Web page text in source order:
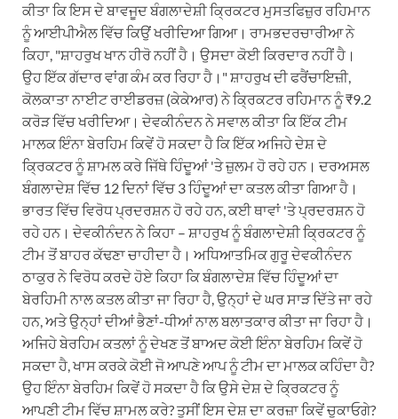
ਕੀਤਾ ਕਿ ਇਸ ਦੇ ਬਾਵਜੂਦ ਬੰਗਲਾਦੇਸ਼ੀ ਕ੍ਰਿਕਟਰ ਮੁਸਤਫਿਜ਼ੁਰ ਰਹਿਮਾਨ
ਨੂੰ ਆਈਪੀਐਲ ਵਿੱਚ ਕਿਉਂ ਖਰੀਦਿਆ ਗਿਆ। ਰਾਮਭਦਰਚਾਰੀਆ ਨੇ
ਕਿਹਾ, "ਸ਼ਾਹਰੁਖ ਖਾਨ ਹੀਰੋ ਨਹੀਂ ਹੈ। ਉਸਦਾ ਕੋਈ ਕਿਰਦਾਰ ਨਹੀਂ ਹੈ।
ਉਹ ਇੱਕ ਗੱਦਾਰ ਵਾਂਗ ਕੰਮ ਕਰ ਰਿਹਾ ਹੈ।" ਸ਼ਾਹਰੁਖ ਦੀ ਫਰੈਂਚਾਇਜ਼ੀ,
ਕੋਲਕਾਤਾ ਨਾਈਟ ਰਾਈਡਰਜ਼ (ਕੇਕੇਆਰ) ਨੇ ਕ੍ਰਿਕਟਰ ਰਹਿਮਾਨ ਨੂੰ ₹9.2
ਕਰੋੜ ਵਿੱਚ ਖਰੀਦਿਆ। ਦੇਵਕੀਨੰਦਨ ਨੇ ਸਵਾਲ ਕੀਤਾ ਕਿ ਇੱਕ ਟੀਮ
ਮਾਲਕ ਇੰਨਾ ਬੇਰਹਿਮ ਕਿਵੇਂ ਹੋ ਸਕਦਾ ਹੈ ਕਿ ਇੱਕ ਅਜਿਹੇ ਦੇਸ਼ ਦੇ
ਕ੍ਰਿਕਟਰ ਨੂੰ ਸ਼ਾਮਲ ਕਰੇ ਜਿੱਥੇ ਹਿੰਦੂਆਂ 'ਤੇ ਜ਼ੁਲਮ ਹੋ ਰਹੇ ਹਨ। ਦਰਅਸਲ
ਬੰਗਲਾਦੇਸ਼ ਵਿੱਚ 12 ਦਿਨਾਂ ਵਿੱਚ 3 ਹਿੰਦੂਆਂ ਦਾ ਕਤਲ ਕੀਤਾ ਗਿਆ ਹੈ।
ਭਾਰਤ ਵਿੱਚ ਵਿਰੋਧ ਪ੍ਰਦਰਸ਼ਨ ਹੋ ਰਹੇ ਹਨ, ਕਈ ਥਾਵਾਂ 'ਤੇ ਪ੍ਰਦਰਸ਼ਨ ਹੋ
ਰਹੇ ਹਨ। ਦੇਵਕੀਨੰਦਨ ਨੇ ਕਿਹਾ – ਸ਼ਾਹਰੁਖ ਨੂੰ ਬੰਗਲਾਦੇਸ਼ੀ ਕ੍ਰਿਕਟਰ ਨੂੰ
ਟੀਮ ਤੋਂ ਬਾਹਰ ਕੱਢਣਾ ਚਾਹੀਦਾ ਹੈ। ਅਧਿਆਤਮਿਕ ਗੁਰੂ ਦੇਵਕੀਨੰਦਨ
ਠਾਕੁਰ ਨੇ ਵਿਰੋਧ ਕਰਦੇ ਹੋਏ ਕਿਹਾ ਕਿ ਬੰਗਲਾਦੇਸ਼ ਵਿੱਚ ਹਿੰਦੂਆਂ ਦਾ
ਬੇਰਹਿਮੀ ਨਾਲ ਕਤਲ ਕੀਤਾ ਜਾ ਰਿਹਾ ਹੈ, ਉਨ੍ਹਾਂ ਦੇ ਘਰ ਸਾੜ ਦਿੱਤੇ ਜਾ ਰਹੇ
ਹਨ, ਅਤੇ ਉਨ੍ਹਾਂ ਦੀਆਂ ਭੈਣਾਂ-ਧੀਆਂ ਨਾਲ ਬਲਾਤਕਾਰ ਕੀਤਾ ਜਾ ਰਿਹਾ ਹੈ।
ਅਜਿਹੇ ਬੇਰਹਿਮ ਕਤਲਾਂ ਨੂੰ ਦੇਖਣ ਤੋਂ ਬਾਅਦ ਕੋਈ ਇੰਨਾ ਬੇਰਹਿਮ ਕਿਵੇਂ ਹੋ
ਸਕਦਾ ਹੈ, ਖਾਸ ਕਰਕੇ ਕੋਈ ਜੋ ਆਪਣੇ ਆਪ ਨੂੰ ਟੀਮ ਦਾ ਮਾਲਕ ਕਹਿੰਦਾ ਹੈ?
ਉਹ ਇੰਨਾ ਬੇਰਹਿਮ ਕਿਵੇਂ ਹੋ ਸਕਦਾ ਹੈ ਕਿ ਉਸੇ ਦੇਸ਼ ਦੇ ਕ੍ਰਿਕਟਰ ਨੂੰ
ਆਪਣੀ ਟੀਮ ਵਿੱਚ ਸ਼ਾਮਲ ਕਰੇ? ਤੁਸੀਂ ਇਸ ਦੇਸ਼ ਦਾ ਕਰਜ਼ਾ ਕਿਵੇਂ ਚੁਕਾਓਗੇ?